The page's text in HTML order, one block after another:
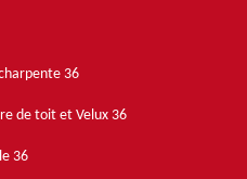
36
de toit et Velux 36
36